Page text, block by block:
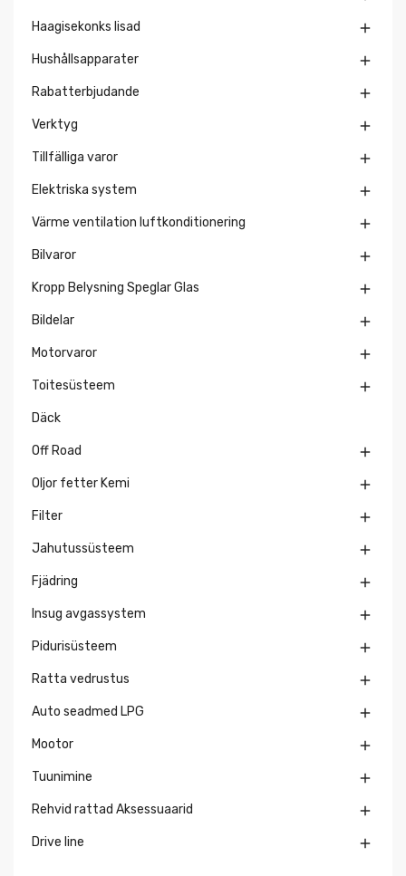
Haagisekonks lisad 
Hushållsapparater 
Rabatterbjudande 
Verktyg 
Tillfälliga varor 
Elektriska system 
Värme ventilation luftkonditionering 
Bilvaror 
Kropp Belysning Speglar Glas 
Bildelar 
Motorvaror 
Toitesüsteem 
Däck
Off Road 
Oljor fetter Kemi 
Filter 
Jahutussüsteem 
Fjädring 
Insug avgassystem 
Pidurisüsteem 
Ratta vedrustus 
Auto seadmed LPG 
Mootor 
Tuunimine 
Rehvid rattad Aksessuaarid 
Drive line 